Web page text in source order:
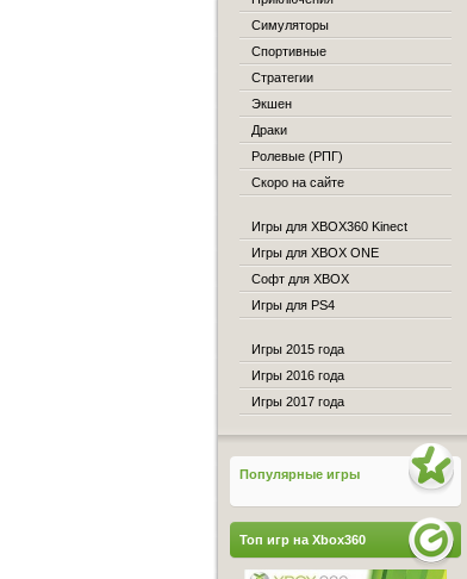
Симуляторы
Спортивные
Стратегии
Экшен
Драки
Ролевые (РПГ)
Скоро на сайте
Игры для XBOX360 Kinect
Игры для XBOX ONE
Софт для XBOX
Игры для PS4
Игры 2015 года
Игры 2016 года
Игры 2017 года
Популярные игры
Топ игр на Xbox360